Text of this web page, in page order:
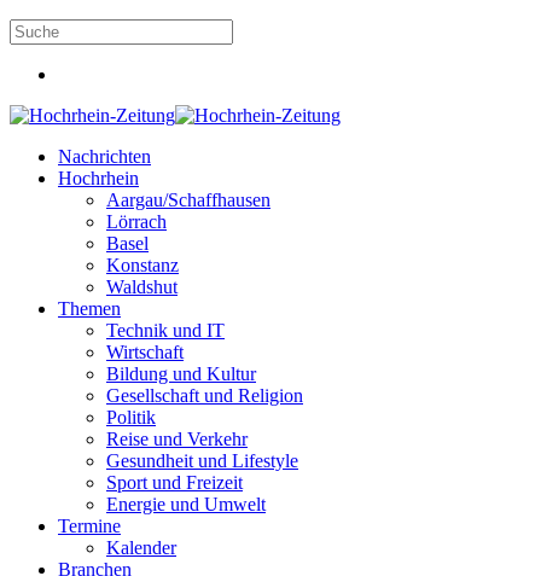
Nachrichten
Hochrhein
Aargau/Schaffhausen
Lörrach
Basel
Konstanz
Waldshut
Themen
Technik und IT
Wirtschaft
Bildung und Kultur
Gesellschaft und Religion
Politik
Reise und Verkehr
Gesundheit und Lifestyle
Sport und Freizeit
Energie und Umwelt
Termine
Kalender
Branchen